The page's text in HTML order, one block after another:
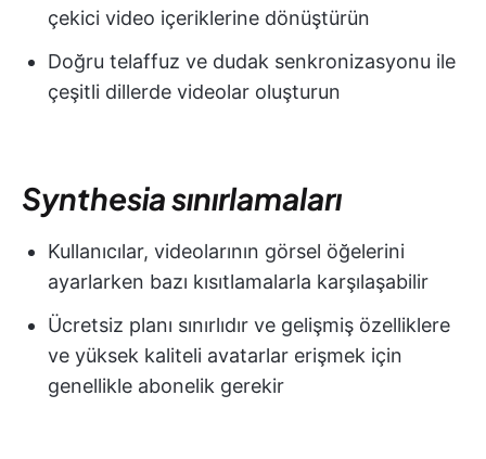
çekici video içeriklerine dönüştürün
Doğru telaffuz ve dudak senkronizasyonu ile
çeşitli dillerde videolar oluşturun
Synthesia sınırlamaları
Kullanıcılar, videolarının görsel öğelerini
ayarlarken bazı kısıtlamalarla karşılaşabilir
Ücretsiz planı sınırlıdır ve gelişmiş özelliklere
ve yüksek kaliteli avatarlar erişmek için
genellikle abonelik gerekir